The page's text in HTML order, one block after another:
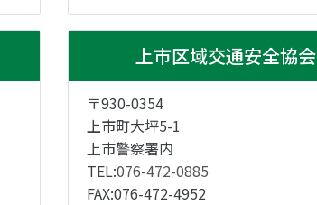
上市区域交通安全協会
〒930-0354
上市町大坪5-1
上市警察署内
TEL:076-472-0885
FAX:076-472-4952